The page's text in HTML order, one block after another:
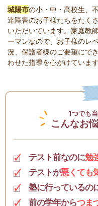
城陽市の小・中・高校生、
達障害のお子様たちをたく
いただいています。家庭教
ーマンなので、お子様のレ
況、保護者様のご要望にで
わせた指導を心がけています
1つでも
こんなお
テスト前なのに勉
テストが悪くても
塾に行っているの
前の学年からつま